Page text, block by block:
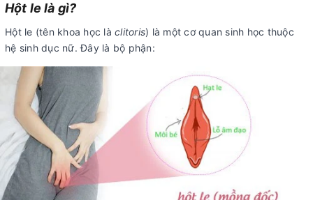
Hột le là gì?
Hột le (tên khoa học là clitoris) là một cơ quan sinh học thuộc
hệ sinh dục nữ. Đây là bộ phận: